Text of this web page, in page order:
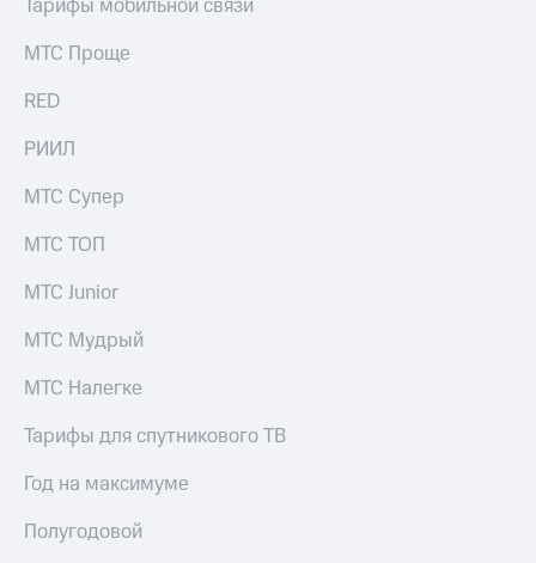
Тарифы мобильной связи
МТС Проще
RED
РИИЛ
МТС Супер
МТС ТОП
МТС Junior
МТС Мудрый
МТС Налегке
Тарифы для спутникового ТВ
Год на максимуме
Полугодовой